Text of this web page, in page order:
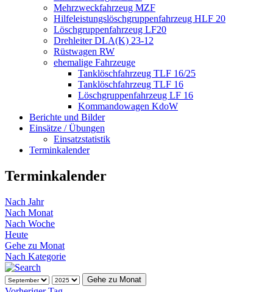
Mehrzweckfahrzeug MZF
Hilfeleistungslöschgruppenfahrzeug HLF 20
Löschgruppenfahrzeug LF20
Drehleiter DLA(K) 23-12
Rüstwagen RW
ehemalige Fahrzeuge
Tanklöschfahrzeug TLF 16/25
Tanklöschfahrzeug TLF 16
Löschgruppenfahrzeug LF 16
Kommandowagen KdoW
Berichte und Bilder
Einsätze / Übungen
Einsatzstatistik
Terminkalender
Terminkalender
Nach Jahr
Nach Monat
Nach Woche
Heute
Gehe zu Monat
Nach Kategorie
Gehe zu Monat